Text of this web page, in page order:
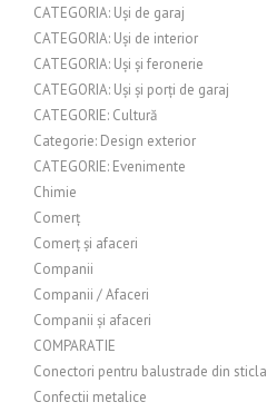
CATEGORIA: Uși de garaj
CATEGORIA: Uși de interior
CATEGORIA: Uși și feronerie
CATEGORIA: Uși și porți de garaj
CATEGORIE: Cultură
Categorie: Design exterior
CATEGORIE: Evenimente
Chimie
Comerț
Comerț și afaceri
Companii
Companii / Afaceri
Companii și afaceri
COMPARATIE
Conectori pentru balustrade din sticla
Confectii metalice